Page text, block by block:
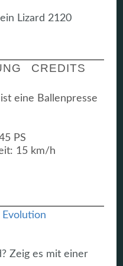
Lizard 2120
CREDITS
eine Ballenpresse
PS
15 km/h
Zeig es mit einer